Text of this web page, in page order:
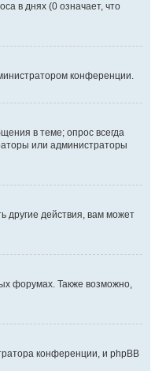
в днях (0 означает, что
конференции.
в теме; опрос всегда
или администраторы
другие действия, вам может
форумах. Также возможно,
конференции, и phpBB